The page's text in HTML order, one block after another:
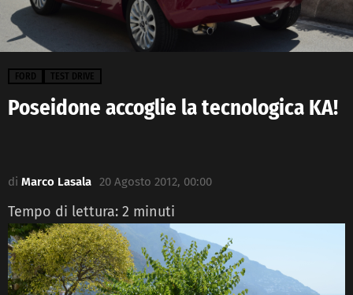
FORD TEST DRIVE
Poseidone accoglie la tecnologica KA!
di Marco Lasala 20 Agosto 2012, 00:00
Tempo di lettura: 2 minuti